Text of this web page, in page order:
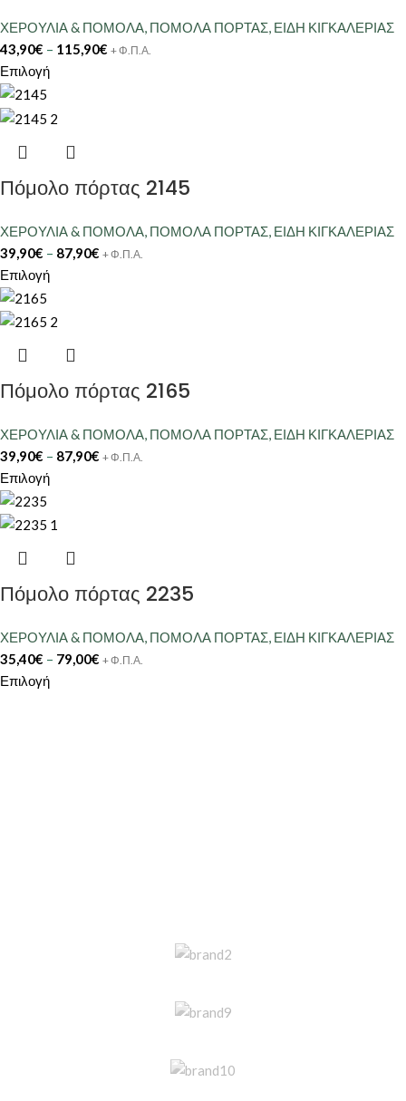
ΧΕΡΟΥΛΙΑ & ΠΟΜΟΛΑ, ΠΟΜΟΛΑ ΠΟΡΤΑΣ, ΕΙΔΗ ΚΙΓΚΑΛΕΡΙΑΣ
43,90€ – 115,90€ + Φ.Π.Α.
Επιλογή
Πόμολο πόρτας 2145
ΧΕΡΟΥΛΙΑ & ΠΟΜΟΛΑ, ΠΟΜΟΛΑ ΠΟΡΤΑΣ, ΕΙΔΗ ΚΙΓΚΑΛΕΡΙΑΣ
39,90€ – 87,90€ + Φ.Π.Α.
Επιλογή
Πόμολο πόρτας 2165
ΧΕΡΟΥΛΙΑ & ΠΟΜΟΛΑ, ΠΟΜΟΛΑ ΠΟΡΤΑΣ, ΕΙΔΗ ΚΙΓΚΑΛΕΡΙΑΣ
39,90€ – 87,90€ + Φ.Π.Α.
Επιλογή
Πόμολο πόρτας 2235
ΧΕΡΟΥΛΙΑ & ΠΟΜΟΛΑ, ΠΟΜΟΛΑ ΠΟΡΤΑΣ, ΕΙΔΗ ΚΙΓΚΑΛΕΡΙΑΣ
35,40€ – 79,00€ + Φ.Π.Α.
Επιλογή